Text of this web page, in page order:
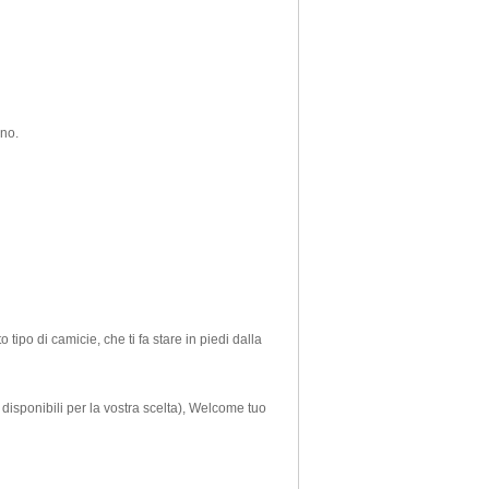
tipo di camicie, che ti fa stare in piedi dalla
per la vostra scelta), Welcome tuo